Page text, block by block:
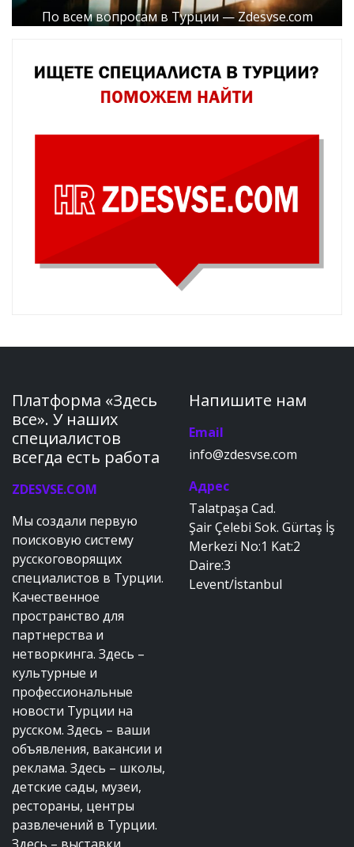
По всем вопросам в Турции — Zdesvse.com
Платформа «Здесь
все». У наших
специалистов
всегда есть работа
ZDESVSE.COM
Мы создали первую
поисковую систему
русскоговорящих
специалистов в Турции.
Качественное
пространство для
партнерства и
нетворкинга. Здесь –
культурные и
профессиональные
новости Турции на
русском. Здесь – ваши
объявления, вакансии и
реклама. Здесь – школы,
детские сады, музеи,
рестораны, центры
развлечений в Турции.
Напишите нам
Email
info@zdesvse.com
Адрес
Talatpaşa Cad.
Şair Çelebi Sok. Gürtaş İş
Merkezi No:1 Kat:2
Daire:3
Levent/İstanbul